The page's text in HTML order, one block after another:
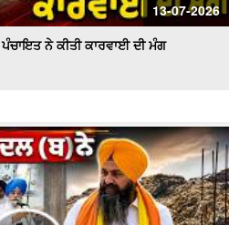
13-07-2026
ਨੇ ਕੀਤੀ ਕਾਰਵਾਈ ਦੀ ਮੰਗ